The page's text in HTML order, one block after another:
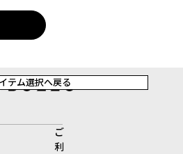
テム選択へ戻る
ご
利